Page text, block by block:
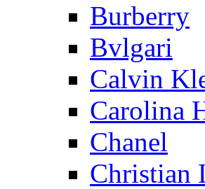
Burberry
Bvlgari
Calvin
Carolina
Chanel
Christian